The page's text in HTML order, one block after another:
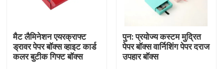
हमारे बारे में
कारखाना दौरा
मैट लैमिनेशन एयरक्राफ्ट
ड्रावर पेपर बॉक्स व्हाइट कार्ड
कलर बुटीक गिफ्ट बॉक्स
पुन: प्रयोज्य कस्टम मुद्रित
पेपर बॉक्स वार्निशिंग पेपर दराज
उपहार बॉक्स